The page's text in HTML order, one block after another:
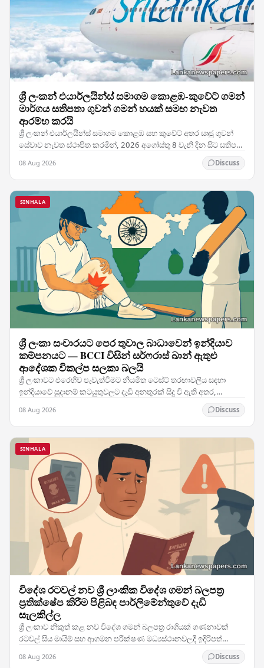
ශ්‍රී ලංකන් එයාර්ලයින්ස් සමාගම කොළඹ-කුවේට් ගමන්
මාර්ගය සතිපතා ගුවන් ගමන් හයක් සමඟ නැවත
ආරම්භ කරයි
ශ්‍රී ලංකන් එයාර්ලයින්ස් සමාගම කොළඹ සහ කුවේට් අතර සෘජු ගුවන්
සේවාව නැවත ස්ථාපිත කරමින්, 2026 අගෝස්තු 8 වැනි දින සිට සතිපතා
08 Aug 2026 Discuss
SINHALA
ශ්‍රී ලංකා සංචාරයට පෙර තුවාල බාධාවෙන් ඉන්දියාව
කම්පනයට — BCCI විසින් සර්ෆරාස් ඛාන් ඇතුළු
ආදේශක විකල්ප සලකා බලයි
ශ්‍රී ලංකාවට එරෙහිව පැවැත්වීමට නියමිත ටෙස්ට් තරඟාවලිය සඳහා
ඉන්දියාවේ සූදානම් කටයුතුවලට දැඩි අනතුරක් සිදු වී ඇති අතර,
08 Aug 2026 Discuss
SINHALA
විදේශ රටවල් නව ශ්‍රී ලාංකික විදේශ ගමන් බලපත්‍ර
ප්‍රතික්ෂේප කිරීම පිළිබඳ පාර්ලිමේන්තුවේ දැඩි
සැලකිල්ල
ශ්‍රී ලංකාව නිකුත් කළ නව විදේශ ගමන් බලපත්‍ර රාශියක් ගණනාවක්
රටවල් සිය මායිම් සහ ආගමන පරීක්ෂණ මධ්‍යස්ථානවලදී ඉදිරිපත්
08 Aug 2026 Discuss